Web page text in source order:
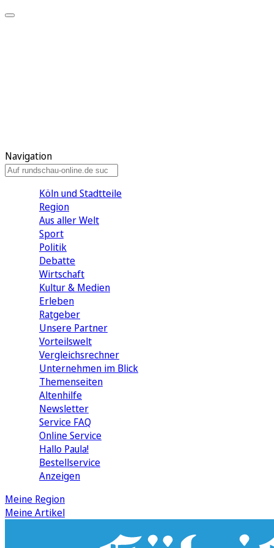
Navigation
Köln und Stadtteile
Region
Aus aller Welt
Sport
Politik
Debatte
Wirtschaft
Kultur & Medien
Erleben
Ratgeber
Unsere Partner
Vorteilswelt
Vergleichsrechner
Unternehmen im Blick
Themenseiten
Altenhilfe
Newsletter
Service FAQ
Online Service
Hallo Paula!
Bestellservice
Anzeigen
Meine Region
Meine Artikel